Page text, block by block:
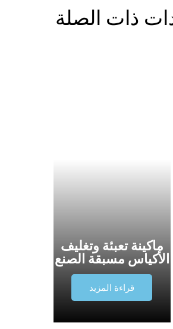
ذات الصلة
ماكينة تعبئة وتغليف
الأكياس مسبقة الصنع
قراءة المزيد